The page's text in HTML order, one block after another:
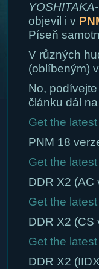
objevil i v
Píseň
V různých
(oblíbeným)
No,
článku dál
Get the
PNM 18
Get the
DDR X2 (AC
Get the
DDR X2 (CS
Get the
DDR X2